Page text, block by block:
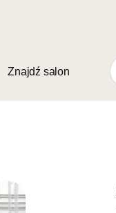
Znajdź salon